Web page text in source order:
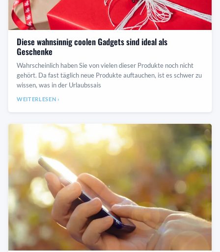
Diese wahnsinnig coolen Gadgets sind ideal als
Geschenke
Wahrscheinlich haben Sie von vielen dieser Produkte noch nicht
gehört. Da fast täglich neue Produkte auftauchen, ist es schwer zu
wissen, was in der Urlaubssais
WEITERLESEN ›